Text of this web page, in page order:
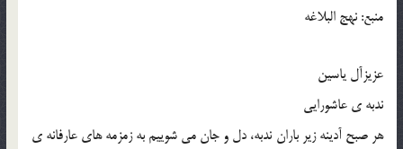
منبع: نهج البلاغه
عزیزآل یاسین
ندبه ی عاشورایی
هر صبح آدینه زیر باران ندبه، دل و جان می شوییم به زمزمه های عارفانه ی